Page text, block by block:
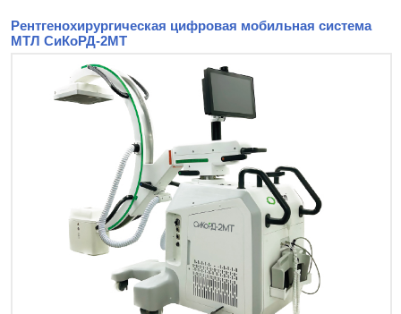
Рентгенохирургическая цифровая мобильная система
МТЛ СиКоРД-2МТ